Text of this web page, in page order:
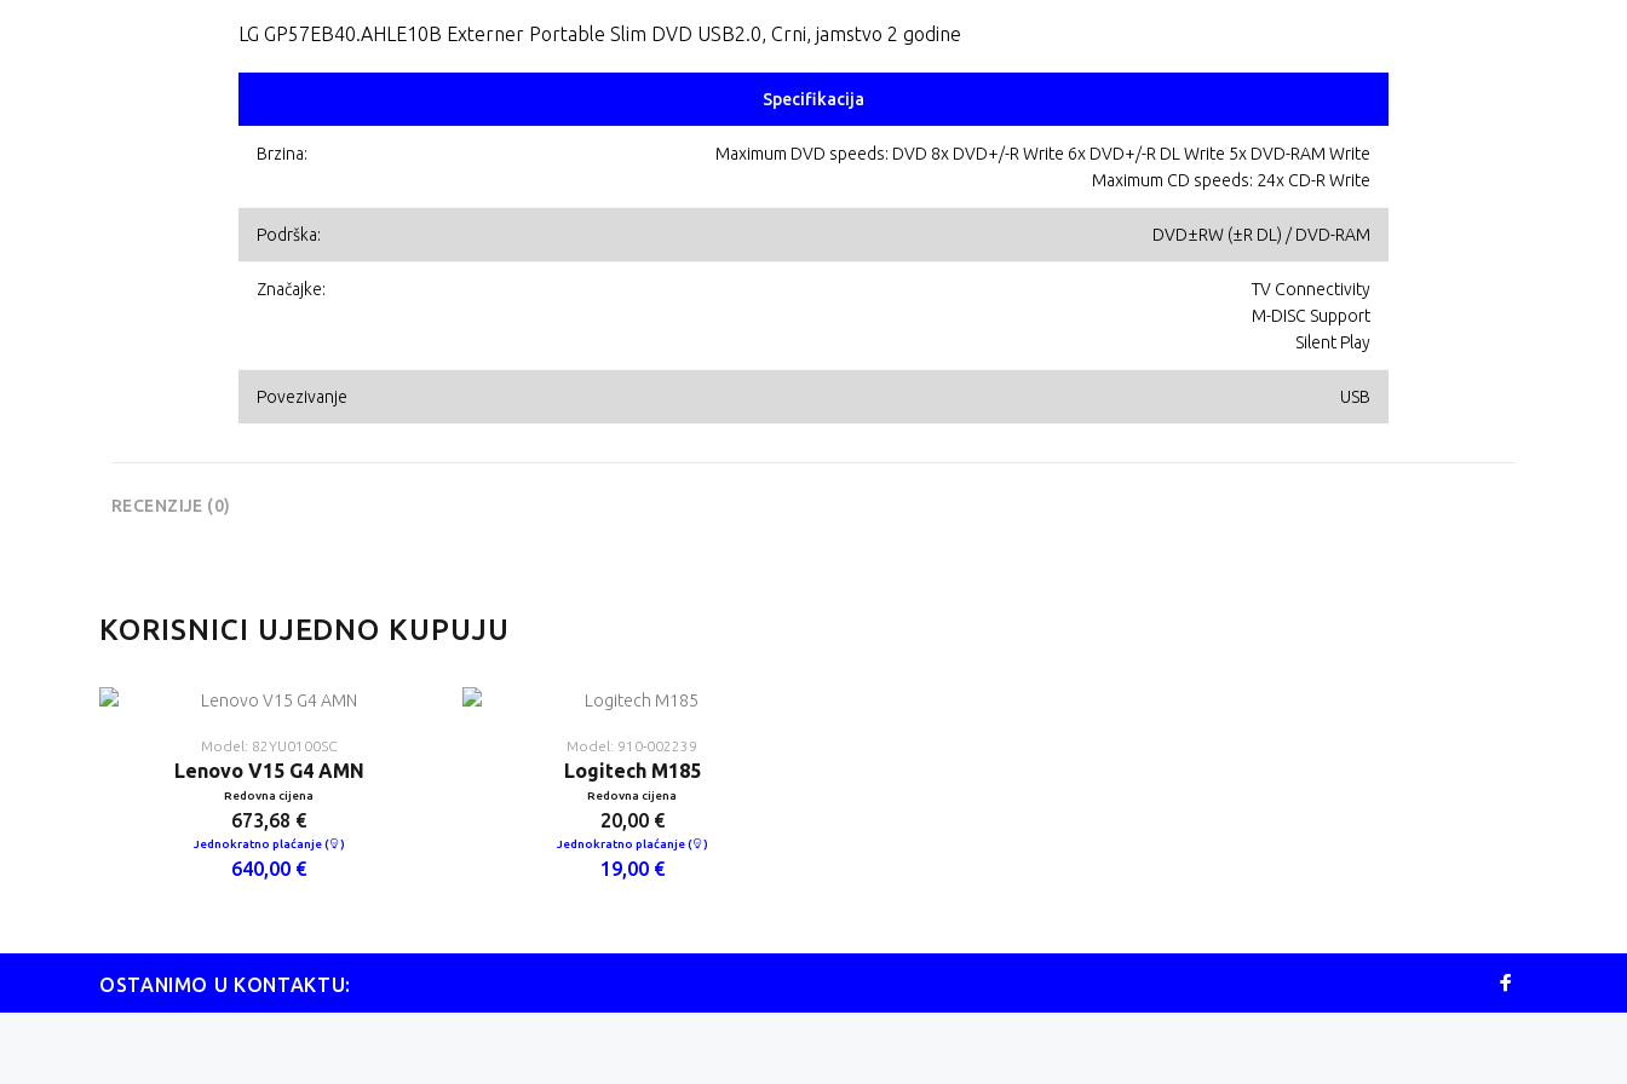
LG GP57EB40.AHLE10B Externer Portable Slim DVD USB2.0, Crni, jamstvo 2 godine
Specifikacija
Brzina:
Maximum DVD speeds: DVD 8x DVD+/-R Write 6x DVD+/-R DL Write 5x DVD-RAM Write
Maximum CD speeds: 24x CD-R Write
Podrška: DVD±RW (±R DL) / DVD-RAM
Značajke:
TV Connectivity
M-DISC Support
Silent Play
Povezivanje USB
RECENZIJE (0)
KORISNICI UJEDNO KUPUJU
Model: 82YU0100SC
Lenovo V15 G4 AMN
Redovna cijena
673,68 €
Jednokratno plaćanje ( )
640,00 €
Model: 910-002239
Logitech M185
Redovna cijena
20,00 €
Jednokratno plaćanje ( )
19,00 €
OSTANIMO U KONTAKTU: